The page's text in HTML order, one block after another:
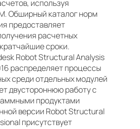
используя
Обширный каталог норм
предоставляет
расчетных
сроки.
Robot Structural Analysis
распределяет процессы
среди отдельных модулей
двустороннюю работу с
продуктами
версии Robot Structural
присутствует